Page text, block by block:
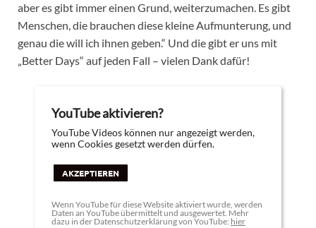
aber es gibt immer einen Grund, weiterzumachen. Es gibt
Menschen, die brauchen diese kleine Aufmunterung, und
genau die will ich ihnen geben.“ Und die gibt er uns mit
„Better Days“ auf jeden Fall – vielen Dank dafür!
YouTube aktivieren?
YouTube Videos können nur angezeigt werden,
wenn Cookies gesetzt werden dürfen.
AKZEPTIEREN
Wenn YouTube für diese Website aktiviert wurde, werden
Daten an YouTube übermittelt und ausgewertet. Mehr
dazu in der Datenschutzerklärung von YouTube: hier